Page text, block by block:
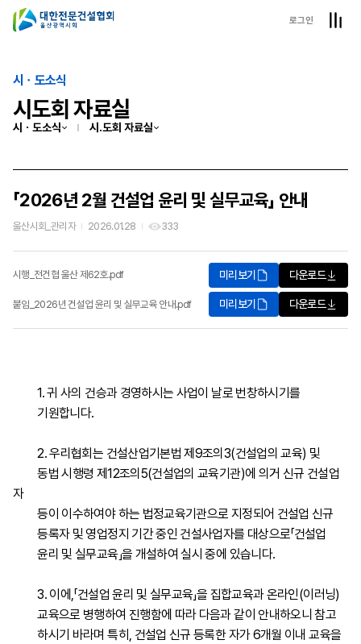
로그인
시ㆍ도소식
시도회 자료실
시ㆍ도소식 시.도회 자료실
「2026년 2월 건설업 윤리 및 실무교육」 안내
울산시회_관리자 2026.01.28 333
시행_전건협 울산 제62호.pdf 미리보기 다운로드
붙임_2026년 건설업 윤리 및 실무교육 안내.pdf 미리보기 다운로드
1. 귀 사의 건승과 경영하시는 사업이 날로 번창하시기를
기원합니다.
2. 우리협회는 건설산업기본법 제9조의3(건설업의 교육) 및
동법 시행령 제12조의5(건설업의 교육기관)에 의거 신규 건설업
자
등이 이수하여야 하는 법정교육기관으로 지정되어 건설업 신규
등록자 및 영업정지 기간 중인 건설사업자를 대상으로「건설업
윤리 및 실무교육」을 개설하여 실시 중에 있습니다.
3. 이에,「건설업 윤리 및 실무교육」을 집합교육과 온라인(이러닝)
교육으로 병행하여 진행함에 따라 다음과 같이 안내하오니 참고
하시기 바라며 특히, 건설업 신규 등록한 자가 6개월 이내 교육을